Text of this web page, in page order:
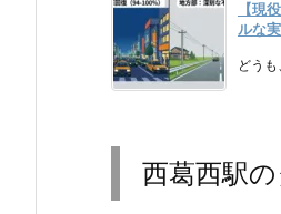
【現
ルな
どう
西葛西駅